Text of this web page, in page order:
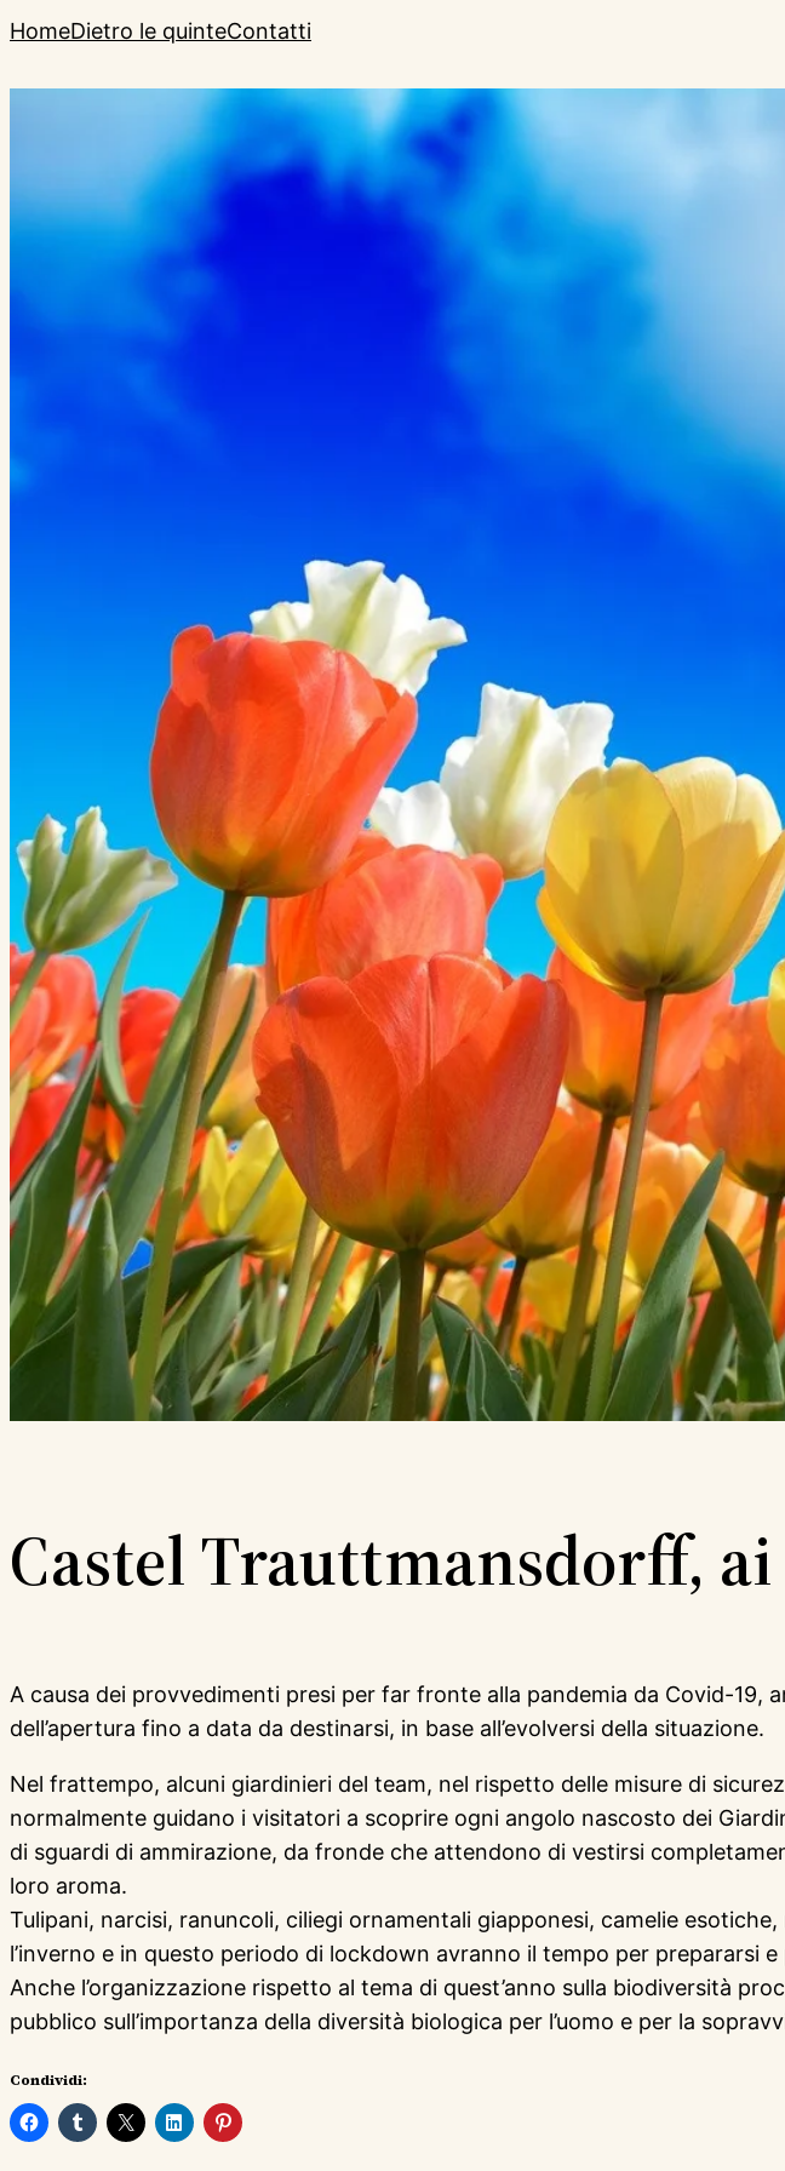
HomeDietro le quinteContatti
Castel Trauttmansdorff,
A causa dei provvedimenti presi per far fronte alla pandemia da Covid-
dell’apertura fino a data da destinarsi, in base all’evolversi della situazione.
Nel frattempo, alcuni giardinieri del team, nel rispetto delle misure di
normalmente guidano i visitatori a scoprire ogni angolo nascosto dei
di sguardi di ammirazione, da fronde che attendono di vestirsi
loro aroma.
Tulipani, narcisi, ranuncoli, ciliegi ornamentali giapponesi, camelie
l’inverno e in questo periodo di lockdown avranno il tempo per prepararsi
Anche l’organizzazione rispetto al tema di quest’anno sulla biodiversità
pubblico sull’importanza della diversità biologica per l’uomo e per la
Condividi: